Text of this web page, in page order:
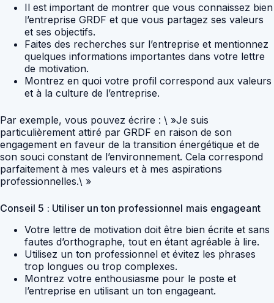
Il est important de montrer que vous connaissez bien
l’entreprise GRDF et que vous partagez ses valeurs
et ses objectifs.
Faites des recherches sur l’entreprise et mentionnez
quelques informations importantes dans votre lettre
de motivation.
Montrez en quoi votre profil correspond aux valeurs
et à la culture de l’entreprise.
Par exemple, vous pouvez écrire : \ »Je suis
particulièrement attiré par GRDF en raison de son
engagement en faveur de la transition énergétique et de
son souci constant de l’environnement. Cela correspond
parfaitement à mes valeurs et à mes aspirations
professionnelles.\ »
Conseil 5 : Utiliser un ton professionnel mais engageant
Votre lettre de motivation doit être bien écrite et sans
fautes d’orthographe, tout en étant agréable à lire.
Utilisez un ton professionnel et évitez les phrases
trop longues ou trop complexes.
Montrez votre enthousiasme pour le poste et
l’entreprise en utilisant un ton engageant.